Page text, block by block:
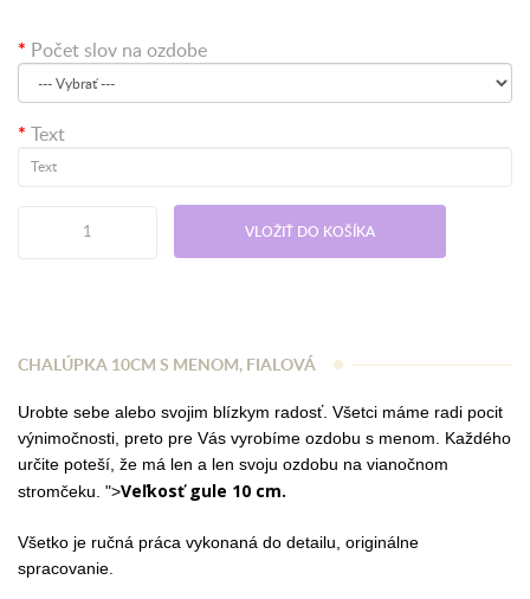
Počet slov na ozdobe
Text
VLOŽIŤ DO KOŠÍKA
CHALÚPKA 10CM S MENOM, FIALOVÁ
Urobte sebe alebo svojim blízkym radosť. Všetci máme radi pocit
výnimočnosti, preto pre Vás vyrobíme ozdobu s menom. Každého
určite poteší, že má len a len svoju ozdobu na vianočnom
stromčeku. ">Veľkosť gule 10 cm.
Všetko je ručná práca vykonaná do detailu, originálne
spracovanie.